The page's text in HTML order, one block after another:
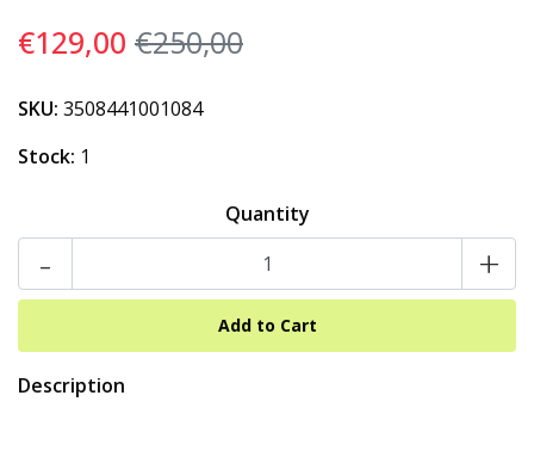
€129,00 €250,00
SKU: 3508441001084
Stock: 1
Quantity
- +
Description